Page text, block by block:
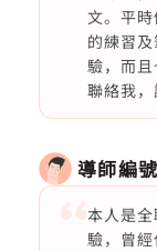
文。平
的練習
驗，而
聯絡我，
導師編號
本人是
驗，曾